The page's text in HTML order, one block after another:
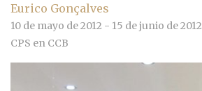
Eurico Gonçalves
10 de mayo de 2012 - 15 de junio de 2012
CPS en CCB